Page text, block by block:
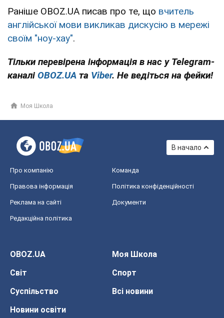
Раніше OBOZ.UA писав про те, що вчитель
англійської мови викликав дискусію в мережі
своїм "ноу-хау".
Тільки перевірена інформація в нас у Telegram-
каналі OBOZ.UA та Viber. Не ведіться на фейки!
Моя Школа
В начало
Про компанію Команда
Правова інформація Політика конфіденційності
Реклама на сайті Документи
Редакційна політика
OBOZ.UA
Моя Школа
Світ
Спорт
Суспільство
Всі новини
Новини освіти